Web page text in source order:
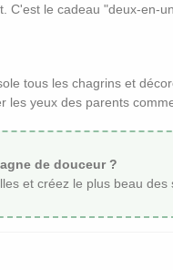
le cadeau "deux-en-
tous les chagrins et
yeux des parents
de douceur ?
et créez le plus beau des